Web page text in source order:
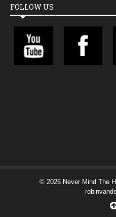
FOLLOW US
© 2026 Never Mind The